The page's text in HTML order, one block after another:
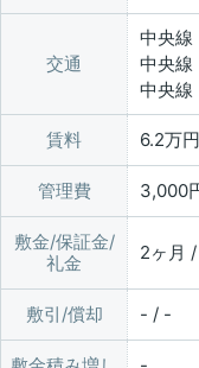
交通
中央線
中央線
中央線
賃料 6.2万円
管理費 3,000
敷金/保証金/
礼金
2ヶ月
敷引/償却 - / -